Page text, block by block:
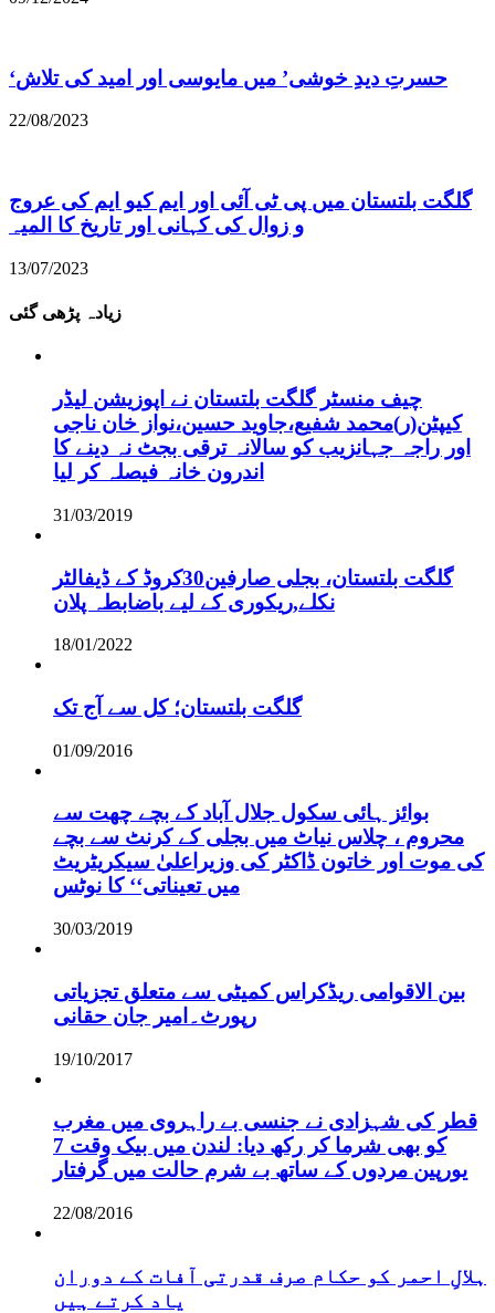
22/08/2023
گلگت بلتستان میں پی ٹی آئی اور ایم کیو ایم کی عروج
و زوال کی کہانی اور تاریخ کا المیہ
13/07/2023
زیادہ پڑھی گئی
چیف منسٹر گلگت بلتستان نے اپوزیشن لیڈر
کیپٹن(ر)محمد شفیع،جاوید حسین،نواز خان ناجی
اور راجہ جہانزیب کو سالانہ ترقی بجٹ نہ دینے کا
اندرون خانہ فیصلہ کر لیا
31/03/2019
گلگت بلتستان، بجلی صارفین30کروڈ کے ڈیفالٹر
نکلے,ریکوری کے لیے باضابطہ پلان
18/01/2022
گلگت بلتستان؛ کل سے آج تک
01/09/2016
بوائز ہائی سکول جلال آباد کے بچے چھت سے
محروم ، چلاس نیاٹ میں بجلی کے کرنٹ سے بچے
کی موت اور خاتون ڈاکٹر کی وزیراعلیٰ سیکریٹریٹ
میں تعیناتی‘‘ کا نوٹس
30/03/2019
بین الاقوامی ریڈکراس کمیٹی سے متعلق تجزیاتی
رپورٹ۔امیر جان حقانی
19/10/2017
قطر کی شہزادی نے جنسی بے راہروی میں مغرب
کو بھی شرما کر رکھ دیا: لندن میں بیک وقت 7
یورپین مردوں کے ساتھ بے شرم حالت میں گرفتار
22/08/2016
ہلالِ احمر کو حکام صرف قدرتی آفات کے دوران
یاد کرتے ہیں